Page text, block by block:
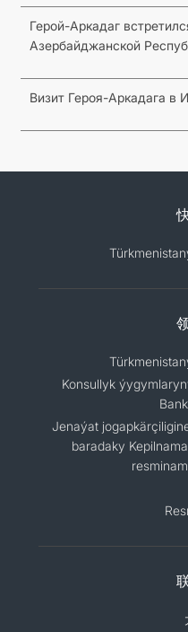
Герой-Аркадаг
Азербайджанской
Визит Героя-Аркадага в
Konsullyk
Jenaýat
baradaky